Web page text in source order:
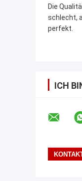
Die
schlecht,
perfekt.
ICH